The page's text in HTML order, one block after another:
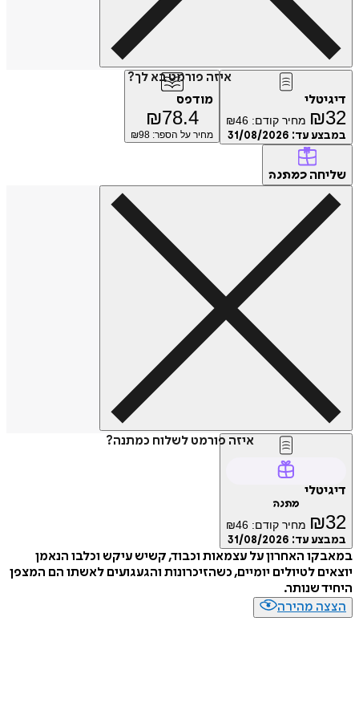
איזה פורמט בא לך?
₪ מחיר קודם: ₪46
עד:31/08/2026
מודפס
₪78.4
מחיר על הספר: ₪98
כמתנה
איזה פורמט לשלוח כמתנה?
₪ מחיר קודם: ₪46
עד:31/08/2026
האחרון על עצמאות וכבוד, קשיש עיקש וכלבו הנאמן
לטיולים יומיים, כשהזיכרונות והגעגועים לאשתו הם המצפן
שנותר.
מהירה